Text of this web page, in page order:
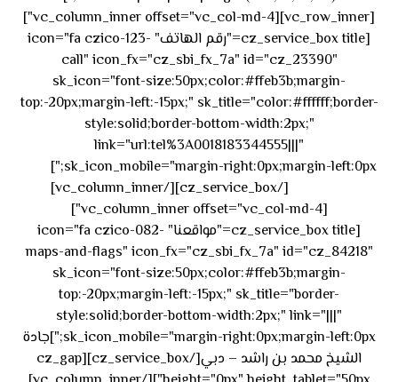
[vc_row_inner][vc_column_inner offset="vc_col-md-4"]
[cz_service_box title="رقم الهاتف" icon="fa czico-123-
call" icon_fx="cz_sbi_fx_7a" id="cz_23390"
sk_icon="font-size:50px;color:#ffeb3b;margin-
top:-20px;margin-left:-15px;" sk_title="color:#ffffff;border-
style:solid;border-bottom-width:2px;"
link="url:tel%3A0018183344555|||"
sk_icon_mobile="margin-right:0px;margin-left:0px;"]
[/cz_service_box][/vc_column_inner]
[vc_column_inner offset="vc_col-md-4"]
[cz_service_box title="مواقعنا" icon="fa czico-082-
maps-and-flags" icon_fx="cz_sbi_fx_7a" id="cz_84218"
sk_icon="font-size:50px;color:#ffeb3b;margin-
top:-20px;margin-left:-15px;" sk_title="border-
style:solid;border-bottom-width:2px;" link="|||"
sk_icon_mobile="margin-right:0px;margin-left:0px;"]جادة
الشيخ محمد بن راشد – دبي[/cz_service_box][cz_gap